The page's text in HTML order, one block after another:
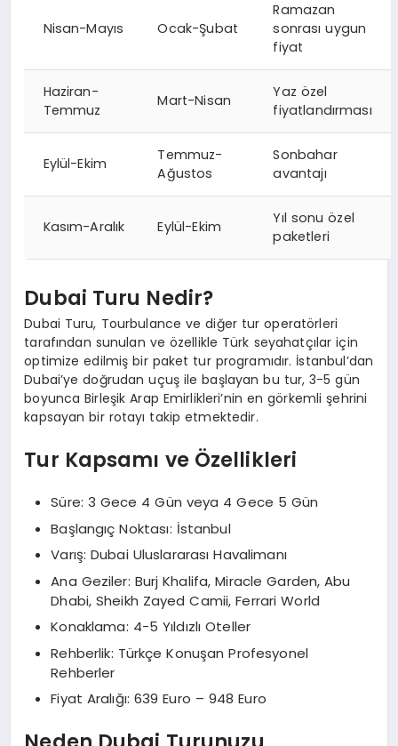
Nisan-Mayıs Ocak-Şubat
Ramazan
sonrası uygun
fiyat
Haziran-
Temmuz
Mart-Nisan
Yaz özel
fiyatlandırması
Eylül-Ekim
Temmuz-
Ağustos
Sonbahar
avantajı
Kasım-Aralık Eylül-Ekim
Yıl sonu özel
paketleri
Dubai Turu Nedir?
Dubai Turu, Tourbulance ve diğer tur operatörleri
tarafından sunulan ve özellikle Türk seyahatçılar için
optimize edilmiş bir paket tur programıdır. İstanbul’dan
Dubai’ye doğrudan uçuş ile başlayan bu tur, 3-5 gün
boyunca Birleşik Arap Emirlikleri’nin en görkemli şehrini
kapsayan bir rotayı takip etmektedir.
Tur Kapsamı ve Özellikleri
Süre: 3 Gece 4 Gün veya 4 Gece 5 Gün
Başlangıç Noktası: İstanbul
Varış: Dubai Uluslararası Havalimanı
Ana Geziler: Burj Khalifa, Miracle Garden, Abu
Dhabi, Sheikh Zayed Camii, Ferrari World
Konaklama: 4-5 Yıldızlı Oteller
Rehberlik: Türkçe Konuşan Profesyonel
Rehberler
Fiyat Aralığı: 639 Euro – 948 Euro